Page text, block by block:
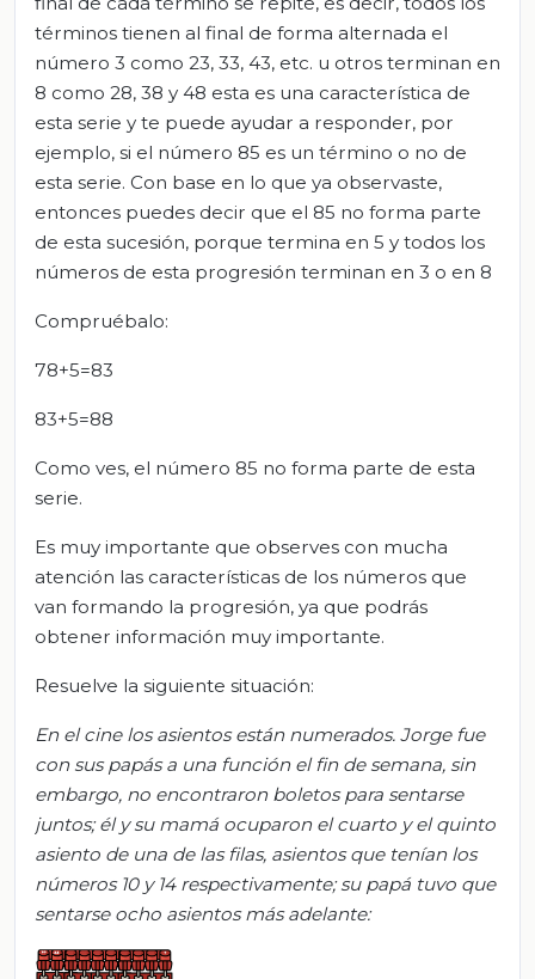
términos tienen al final de forma alternada el
número 3 como 23, 33, 43, etc. u otros terminan en
8 como 28, 38 y 48 esta es una característica de
esta serie y te puede ayudar a responder, por
ejemplo, si el número 85 es un término o no de
esta serie. Con base en lo que ya observaste,
entonces puedes decir que el 85 no forma parte
de esta sucesión, porque termina en 5 y todos los
números de esta progresión terminan en 3 o en 8
Compruébalo:
78+5=83
83+5=88
Como ves, el número 85 no forma parte de esta
serie.
Es muy importante que observes con mucha
atención las características de los números que
van formando la progresión, ya que podrás
obtener información muy importante.
Resuelve la siguiente situación:
En el cine los asientos están numerados. Jorge fue
con sus papás a una función el fin de semana, sin
embargo, no encontraron boletos para sentarse
juntos; él y su mamá ocuparon el cuarto y el quinto
asiento de una de las filas, asientos que tenían los
números 10 y 14 respectivamente; su papá tuvo que
sentarse ocho asientos más adelante: